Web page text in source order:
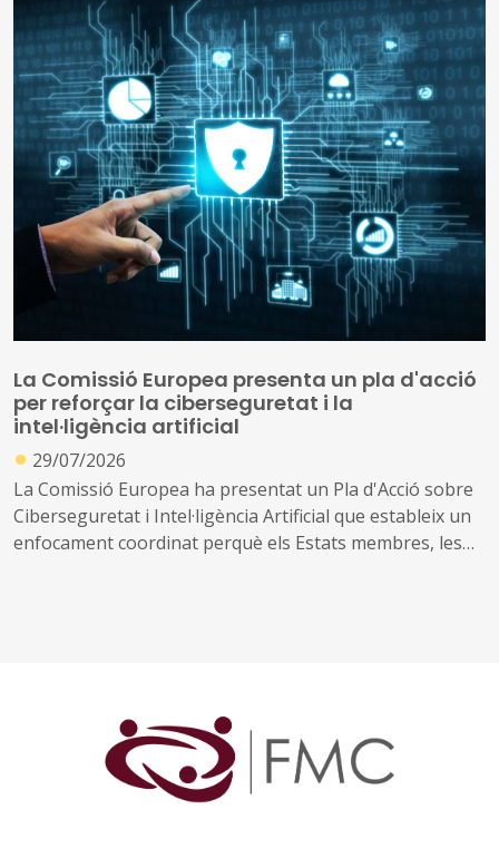
La Comissió Europea presenta un pla d'acció
per reforçar la ciberseguretat i la
intel·ligència artificial
● 29/07/2026
La Comissió Europea ha presentat un Pla d'Acció sobre
Ciberseguretat i Intel·ligència Artificial que estableix un
enfocament coordinat perquè els Estats membres, les